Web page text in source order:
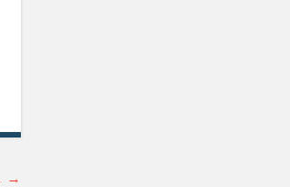
→